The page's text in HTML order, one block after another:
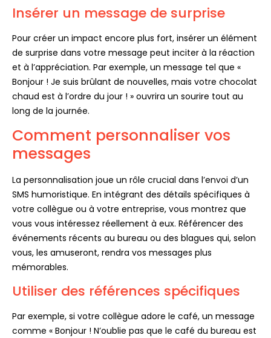
Insérer un message de surprise
Pour créer un impact encore plus fort, insérer un élément
de surprise dans votre message peut inciter à la réaction
et à l’appréciation. Par exemple, un message tel que «
Bonjour ! Je suis brûlant de nouvelles, mais votre chocolat
chaud est à l’ordre du jour ! » ouvrira un sourire tout au
long de la journée.
Comment personnaliser vos
messages
La personnalisation joue un rôle crucial dans l’envoi d’un
SMS humoristique. En intégrant des détails spécifiques à
votre collègue ou à votre entreprise, vous montrez que
vous vous intéressez réellement à eux. Référencer des
événements récents au bureau ou des blagues qui, selon
vous, les amuseront, rendra vos messages plus
mémorables.
Utiliser des références spécifiques
Par exemple, si votre collègue adore le café, un message
comme « Bonjour ! N’oublie pas que le café du bureau est